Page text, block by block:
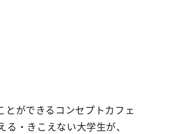
ができるコンセプトカフェ
・きこえない大学生が、